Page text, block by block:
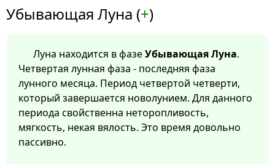
Убывающая Луна (+)
Луна находится в фазеУбывающая Луна.
Четвертая лунная фаза - последняя фаза
лунного месяца. Период четвертой четверти,
который завершается новолунием. Для данного
периода свойственна неторопливость,
мягкость, некая вялость. Это время довольно
пассивно.